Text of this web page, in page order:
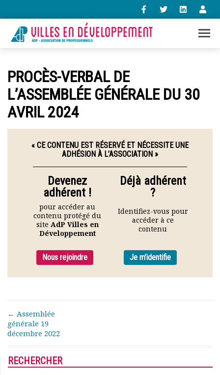
contact@villes-developpement.org
Accueil
Présentation vidéo
Statuts de l’association
Vie de l’association
Calendrier des activités
Assemblées générales
Comptes rendus mensuels
Rapports moraux
Rapports financiers
Nous rejoindre
Le bulletin
développement
Kiosk
Ressources
Podcast-AdP
Dîners débats
PROCÈS-VERBAL DE
L’ASSEMBLÉE GÉNÉRALE DU 30
AVRIL 2024
« CE CONTENU EST RÉSERVÉ ET NÉCESSITE UNE
ADHÉSION À L’ASSOCIATION »
Devenez
adhérent !
pour accéder au
contenu protégé du
site AdP Villes en
Développement
Nous rejoindre
Déjà adhérent
?
Identifiez-vous pour
accéder à ce
contenu
Je m’identifie
Post navigation
← Assemblée
générale 19
décembre 2022
RECHERCHER